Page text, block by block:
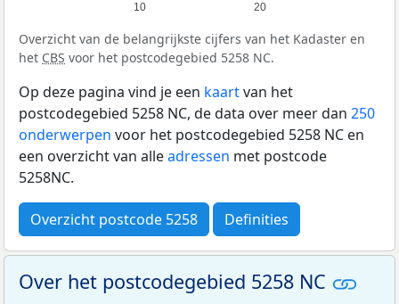
10 20
Overzicht van de belangrijkste cijfers van het Kadaster en
het CBS voor het postcodegebied 5258 NC.
Op deze pagina vind je een kaartvan het
postcodegebied 5258 NC, de data over meer dan 250
onderwerpen voor het postcodegebied 5258 NC en
een overzicht van alleadressen met postcode
5258NC.
Overzicht postcode 5258 Definities
Over het postcodegebied 5258 NC